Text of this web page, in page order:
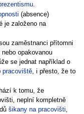
(absence)
je založeno na
zaměstnanci přítomni
opakovanou
se jednat například o
pracoviště, i přesto, že to
k tomu, že
neplní kompletně
šikany na pracovišti,